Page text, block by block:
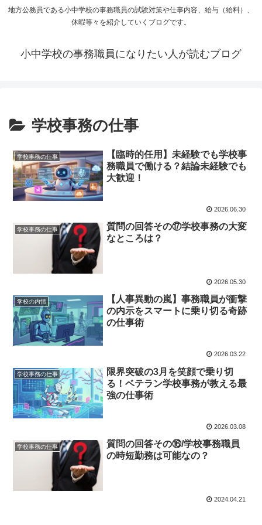
地方公務員である小中学校の事務職員の試験対策や仕事内容、給与（給料）、
休暇等々を紹介していくブログです。
小中学校の事務職員になりたい人が読むブログ
学校事務の仕事
学校事務の仕事
【臨時的任用】未経験でも学校事
務職員で働ける？結論未経験でも
大歓迎！
2026.06.30
学校事務の仕事
質問の回答その⑰学校事務の大変
なところは？
2026.05.30
学校の内情
【人事異動の嵐】事務職員が衝撃
の内示をスマートに乗り切る奇跡
の仕事術
2026.03.22
学校事務の仕事
限界突破の3月を笑顔で乗り切
る！ベテラン学校事務が教える最
強の仕事術
2026.03.08
学校事務の仕事
質問の回答その⑯/学校事務職員
の時短勤務は可能なの？
2024.04.21